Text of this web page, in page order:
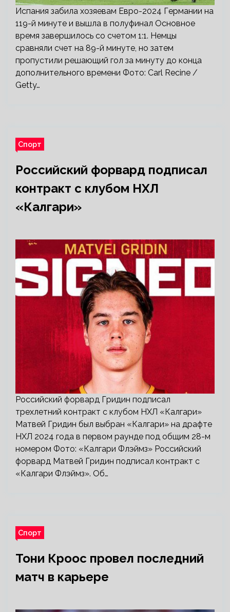
Испания забила хозяевам Евро-2024 Германии на
119-й минуте и вышла в полуфинал Основное
время завершилось со счетом 1:1. Немцы
сравняли счет на 89-й минуте, но затем
пропустили решающий гол за минуту до конца
дополнительного времени Фото: Carl Recine /
Getty…
Спорт
Российский форвард подписал
контракт с клубом НХЛ
«Калгари»
Российский форвард Гридин подписал
трехлетний контракт с клубом НХЛ «Калгари»
Матвей Гридин был выбран «Калгари» на драфте
НХЛ 2024 года в первом раунде под общим 28-м
номером Фото: «Калгари Флэймз» Российский
форвард Матвей Гридин подписал контракт с
«Калгари Флэймз». Об…
Спорт
Тони Кроос провел последний
матч в карьере